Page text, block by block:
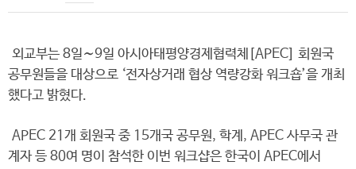
외교부는 8일∼9일 아시아태평양경제협력체[APEC] 회원국
공무원들을 대상으로 ‘전자상거래 협상 역량강화 워크숍’을 개최
했다고 밝혔다.
APEC 21개 회원국 중 15개국 공무원, 학계, APEC 사무국 관
계자 등 80여 명이 참석한 이번 워크샵은 한국이 APEC에서